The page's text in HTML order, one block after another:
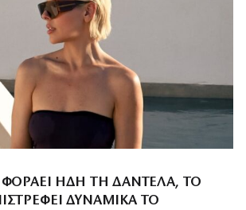
ΦΟΡΆΕΙ ΉΔΗ ΤΗ ΔΑΝΤΈΛΑ, ΤΟ
ΔΥΝΑΜΙΚΆ ΤΟ